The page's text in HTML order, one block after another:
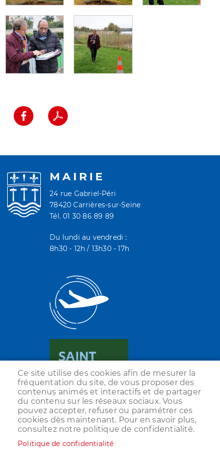
MAIRIE
24 rue Gabriel-Péri
78420 Carrières-sur-Seine
Tél. 01 30 86 89 89
Du lundi au vendredi :
8h30 - 12h / 13h30 - 17h
Ce site utilise des cookies afin de mesurer la
fréquentation du site, de vous proposer des
contenus animés et interactifs et de partager
du contenu sur les réseaux sociaux. Vous
pouvez accepter, refuser ou paramétrer ces
cookies dès maintenant. Pour en savoir plus,
consultez notre politique de confidentialité.
Politique de confidentialité